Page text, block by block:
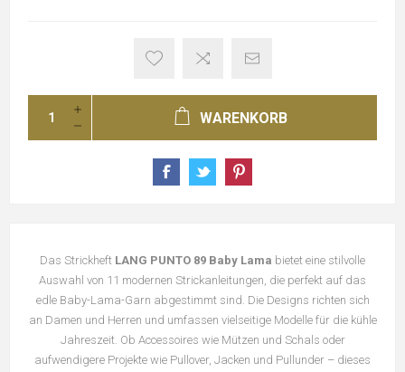
WARENKORB
Das Strickheft LANG PUNTO 89 Baby Lama bietet eine stilvolle
Auswahl von 11 modernen Strickanleitungen, die perfekt auf das
edle Baby-Lama-Garn abgestimmt sind. Die Designs richten sich
an Damen und Herren und umfassen vielseitige Modelle für die kühle
Jahreszeit. Ob Accessoires wie Mützen und Schals oder
aufwendigere Projekte wie Pullover, Jacken und Pullunder – dieses